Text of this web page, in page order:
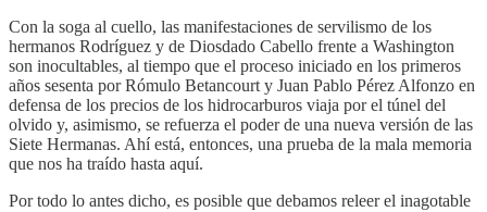
Con la soga al cuello, las manifestaciones de servilismo de los
hermanos Rodríguez y de Diosdado Cabello frente a Washington
son inocultables, al tiempo que el proceso iniciado en los primeros
años sesenta por Rómulo Betancourt y Juan Pablo Pérez Alfonzo en
defensa de los precios de los hidrocarburos viaja por el túnel del
olvido y, asimismo, se refuerza el poder de una nueva versión de las
Siete Hermanas. Ahí está, entonces, una prueba de la mala memoria
que nos ha traído hasta aquí.
Por todo lo antes dicho, es posible que debamos releer el inagotable